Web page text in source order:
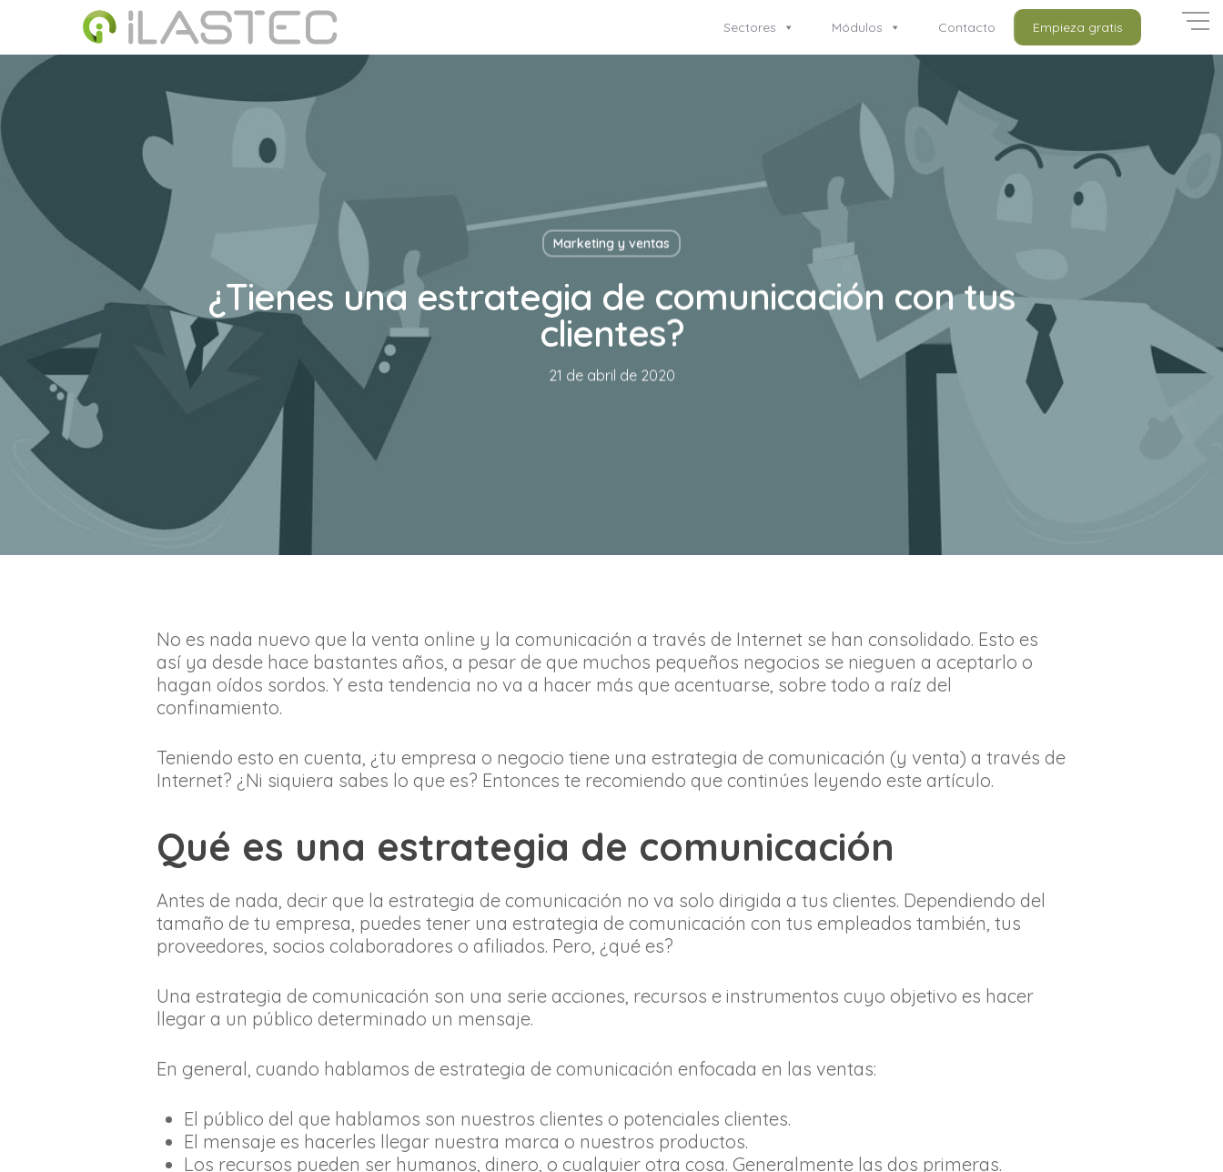
content
Sectores Módulos Contacto Empieza gratis
Marketing y ventas
¿Tienes una estrategia de comunicación con tus
clientes?
21 de abril de 2020
No es nada nuevo que la venta online y la comunicación a través de Internet se han consolidado. Esto es
así ya desde hace bastantes años, a pesar de que muchos pequeños negocios se nieguen a aceptarlo o
hagan oídos sordos. Y esta tendencia no va a hacer más que acentuarse, sobre todo a raíz del
confinamiento.
Teniendo esto en cuenta, ¿tu empresa o negocio tiene una estrategia de comunicación (y venta) a través de
Internet? ¿Ni siquiera sabes lo que es? Entonces te recomiendo que continúes leyendo este artículo.
Qué es una estrategia de comunicación
Antes de nada, decir que la estrategia de comunicación no va solo dirigida a tus clientes. Dependiendo del
tamaño de tu empresa, puedes tener una estrategia de comunicación con tus empleados también, tus
proveedores, socios colaboradores o afiliados. Pero, ¿qué es?
Una estrategia de comunicación son una serie acciones, recursos e instrumentos cuyo objetivo es hacer
llegar a un público determinado un mensaje.
En general, cuando hablamos de estrategia de comunicación enfocada en las ventas:
El público del que hablamos son nuestros clientes o potenciales clientes.
El mensaje es hacerles llegar nuestra marca o nuestros productos.
Los recursos pueden ser humanos, dinero, o cualquier otra cosa. Generalmente las dos primeras.